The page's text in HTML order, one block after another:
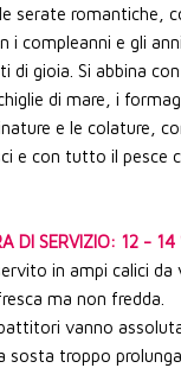
serate romantiche,
i compleanni e gli
di gioia. Si abbina
di mare, i
e le colature,
e con tutto il pesce
DI SERVIZIO: 12 - 14
in ampi calici da
ma non fredda.
vanno
sosta troppo